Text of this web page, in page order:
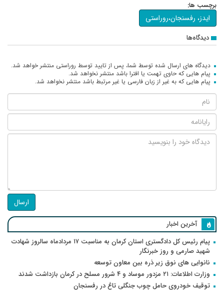
برچسب ها:
ایدز، رفسنجان،روراستی
دیدگاه‌ها
دیدگاه های ارسال شده توسط شما، پس از تایید توسط روراستی منتشر خواهد شد.
پیام هایی که حاوی تهمت یا افترا باشد منتشر نخواهد شد.
پیام هایی که به غیر از زبان فارسی یا غیر مرتبط باشد منتشر نخواهد شد.
ارسال
آخرین اخبار
پیام رئیس کل دادگستری استان کرمان به مناسبت ۱۷ مردادماه سالروز شهادت
شهید صارمی و روز خبرنگار
نانوایی های نوق زیر ذره بین معاون توسعه
وزارت اطلاعات: ۲۱ مزدور موساد و ۴ شرور مسلح در کرمان بازداشت شدند
توقیف خودروی حامل چوب جنگلی تاغ در رفسنجان